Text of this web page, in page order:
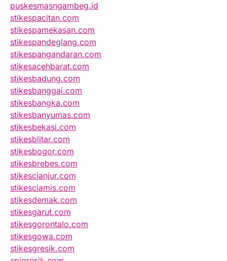
puskesmasngambeg.id
stikespacitan.com
stikespamekasan.com
stikespandeglang.com
stikespangandaran.com
stikesacehbarat.com
stikesbadung.com
stikesbanggai.com
stikesbangka.com
stikesbanyumas.com
stikesbekasi.com
stikesblitar.com
stikesbogor.com
stikesbrebes.com
stikescianjur.com
stikesciamis.com
stikesdemak.com
stikesgarut.com
stikesgorontalo.com
stikesgowa.com
stikesgresik.com